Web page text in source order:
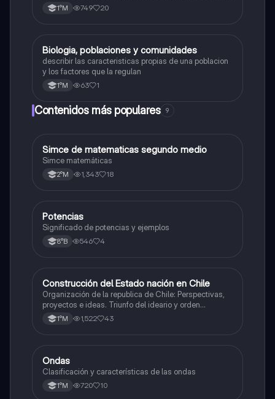
la respiración celular, un proceso vital para el flujo de
energía en los ecosistemas.
1°M 749 20
Biología
Biologia, poblaciones y comunidades
describir las caracteristicas propias de una poblacion
y los factores que la regulan
1°M 63 1
Contenidos más populares 9
Matemáticas
Simce de matematicas segundo medio
Simce matemáticas
2°M 1,343 18
Matemáticas
Potencias
Significado de potencias y ejemplos
8°B 546 4
Historia
Construcción del Estado nación en Chile
Organización de la republica de Chile: Perspectivas,
proyectos e ideas. Triunfo del ideario y orden
conservador. Constitución de 1833. "Era Portaliana"
1°M 1,522 43
Física
Ondas
Clasificación y características de las ondas
1°M 720 10